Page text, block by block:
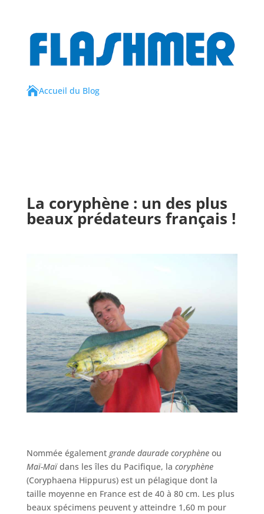
Accueil du Blog
La coryphène : un des plus
beaux prédateurs français !
Nommée également grande daurade coryphèneou
Maï-Maïdans les îles du Pacifique, la coryphène
(Coryphaena Hippurus) est un pélagique dont la
taille moyenne en France est de 40 à 80 cm. Les plus
beaux spécimens peuvent y atteindre 1,60 m pour